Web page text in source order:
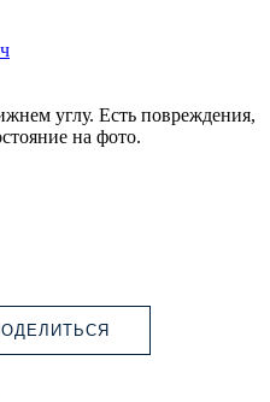
углу. Есть повреждения,
на фото.